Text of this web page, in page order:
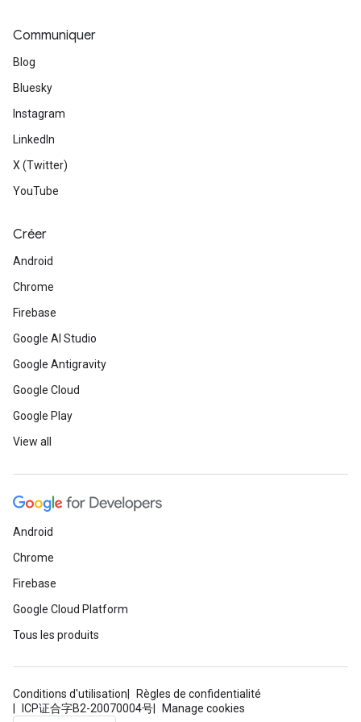
Communiquer
Blog
Bluesky
Instagram
LinkedIn
X (Twitter)
YouTube
Créer
Android
Chrome
Firebase
Google AI Studio
Google Antigravity
Google Cloud
Google Play
View all
Android
Chrome
Firebase
Google Cloud Platform
Tous les produits
Conditions d'utilisation
Règles de confidentialité
ICP证合字B2-20070004号
Manage cookies